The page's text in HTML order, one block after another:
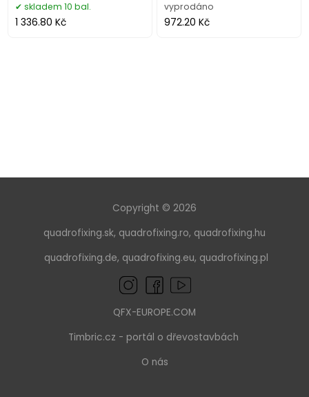
skladem 10 bal.
1 336.80 Kč
vyprodáno
972.20 Kč
Copyright © 2026
quadrofixing.sk, quadrofixing.ro, quadrofixing.hu
quadrofixing.de, quadrofixing.eu, quadrofixing.pl
QFX-EUROPE.COM
Timbric.cz - portál o dřevostavbách
O nás